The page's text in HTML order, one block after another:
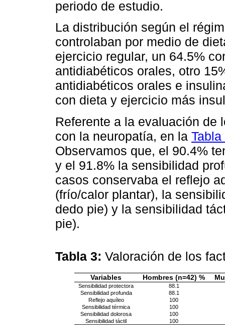
periodo de estudio.
La distribución según el
controlaban por medio de
ejercicio regular, un 64.5%
antidiabéticos orales, otro
antidiabéticos orales e
con dieta y ejercicio más
Referente a la evaluación de
con la neuropatía, en la Tabla
Observamos que, el 90.4%
y el 91.8% la sensibilidad
casos conservaba el reflejo
(frío/calor plantar), la
dedo pie) y la sensibilidad
pie).
Tabla 3: Valoración de los
Variables Hombres (n=42) %
Sensibilidad protectora
88.1
Sensibilidad profunda
88.1
Reflejo aquíleo
100
Sensibilidad térmica
100
Sensibilidad dolorosa
100
Sensibilidad táctil
100